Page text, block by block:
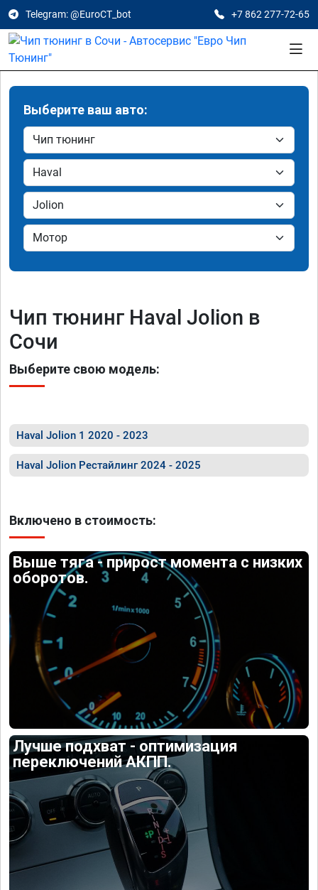
Telegram: @EuroCT_bot +7 862 277-72-65
Выберите ваш авто:
Чип тюнинг Haval Jolion в
Сочи
Выберите свою модель:
Haval Jolion 1 2020 - 2023
Haval Jolion Рестайлинг 2024 - 2025
Включено в стоимость:
Выше тяга - прирост момента с низких
оборотов.
Лучше подхват - оптимизация
переключений АКПП.